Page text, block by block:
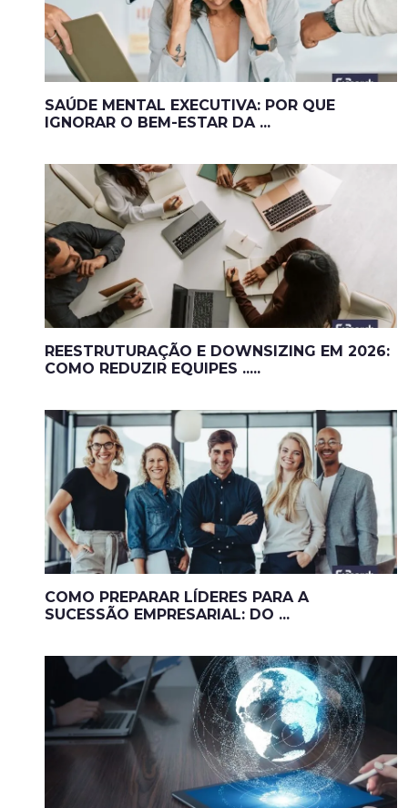
SAÚDE MENTAL EXECUTIVA: POR QUE
IGNORAR O BEM-ESTAR DA ...
REESTRUTURAÇÃO E DOWNSIZING EM 2026:
COMO REDUZIR EQUIPES .....
COMO PREPARAR LÍDERES PARA A
SUCESSÃO EMPRESARIAL: DO ...